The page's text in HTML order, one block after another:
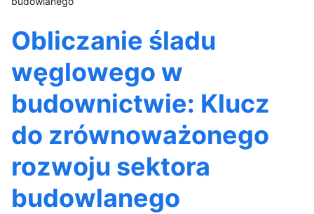
Obliczanie śladu
węglowego w
budownictwie: Klucz
do zrównoważonego
rozwoju sektora
budowlanego